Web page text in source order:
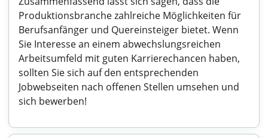
Produktionsbranche zahlreiche Möglichkeiten für
Berufsanfänger und Quereinsteiger bietet. Wenn
Sie Interesse an einem abwechslungsreichen
Arbeitsumfeld mit guten Karrierechancen haben,
sollten Sie sich auf den entsprechenden
Jobwebseiten nach offenen Stellen umsehen und
sich bewerben!